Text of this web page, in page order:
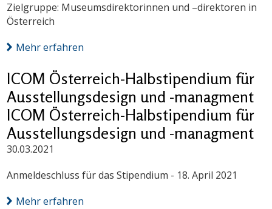
Zielgruppe: Museumsdirektorinnen und –direktoren in
Österreich
Mehr erfahren
ICOM Österreich-Halbstipendium für
Ausstellungsdesign und -managment
ICOM Österreich-Halbstipendium für
Ausstellungsdesign und -managment
30.03.2021
Anmeldeschluss für das Stipendium - 18. April 2021
Mehr erfahren